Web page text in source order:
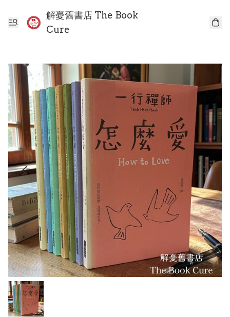
解憂舊書店 The Book
Cure